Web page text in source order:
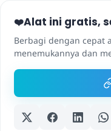
❤️Alat ini gratis,
Berbagi dengan cepat
menemukannya dan